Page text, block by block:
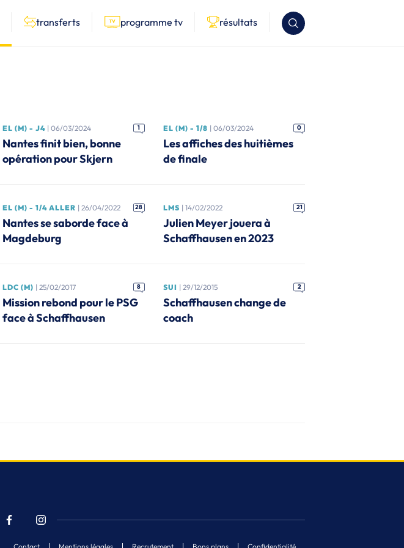
transferts programme tv résultats
EL (M) - J4 | 06/03/2024 1
Nantes finit bien, bonne
opération pour Skjern
EL (M) - 1/8 | 06/03/2024 0
Les affiches des huitièmes
de finale
EL (M) - 1/4 ALLER | 26/04/2022 28
Nantes se saborde face à
Magdeburg
LMS | 14/02/2022 21
Julien Meyer jouera à
Schaffhausen en 2023
LDC (M) | 25/02/2017 8
Mission rebond pour le PSG
face à Schaffhausen
SUI | 29/12/2015 2
Schaffhausen change de
coach